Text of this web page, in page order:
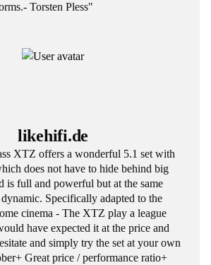
Torsten Pless"
likehifi.de
XTZ offers a wonderful 5.1 set with
does not have to hide behind big
is full and powerful but at the same
Specifically adapted to the
cinema - The XTZ play a league
have expected it at the price and
and simply try the set at your own
Great price / performance ratio+